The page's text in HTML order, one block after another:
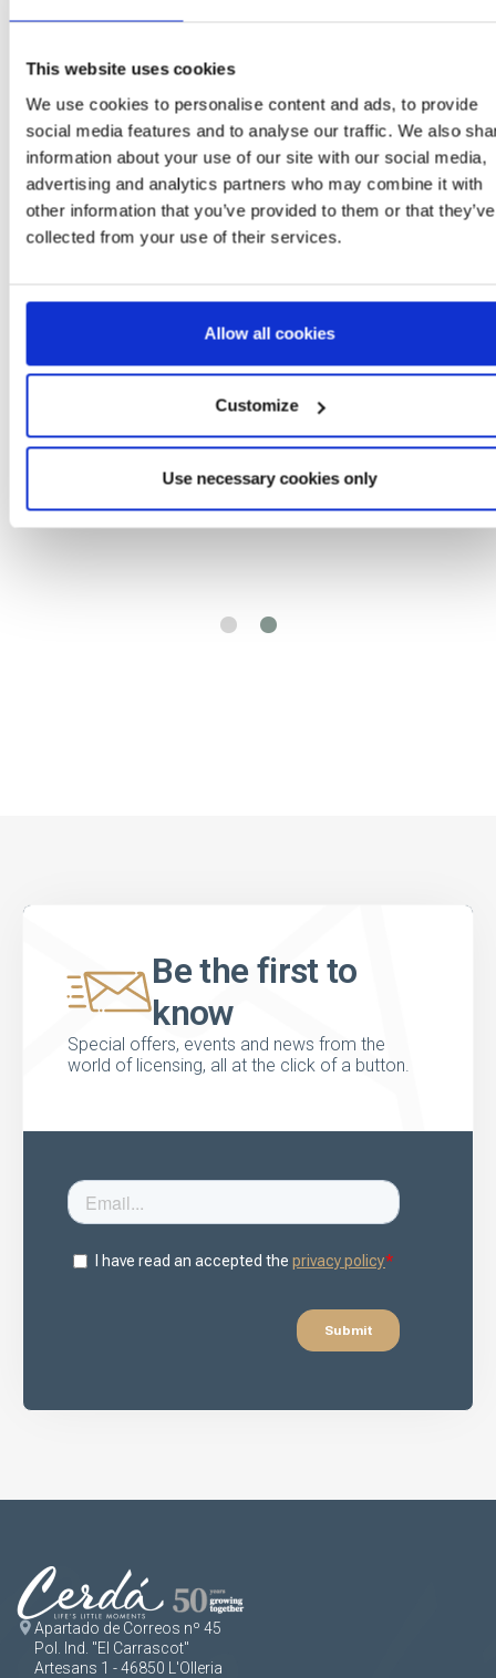
This website uses cookies
We use cookies to personalise content and ads, to provide
social media features and to analyse our traffic. We also
information about your use of our site with our social media,
advertising and analytics partners who may combine it with
other information that you’ve provided to them or that they’ve
collected from your use of their services.
Allow all cookies
Customize
Use necessary cookies only
More Items AVENGERS
AVENGERS
AVENGERS HULK
Ref: 2100005109
Outlet
AVENGERS
AMERICA
Ref: 2900002238
Be the first to
know
Special offers, events and news from the
world of licensing, all at the click of a button.
Apartado de Correos nº 45
Pol. Ind. "El Carrascot"
Artesans 1 - 46850 L'Olleria